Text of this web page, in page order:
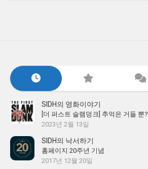
SIDH의 영화이야기
[더 퍼스트 슬램덩크] 추억은 거들 뿐?
2023년 2월 13일
SIDH의 낙서하기
홈페이지 20주년 기념
2017년 12월 20일